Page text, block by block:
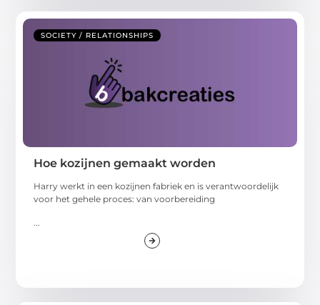
SOCIETY / RELATIONSHIPS
Hoe kozijnen gemaakt worden
Harry werkt in een kozijnen fabriek en is verantwoordelijk
voor het gehele proces: van voorbereiding